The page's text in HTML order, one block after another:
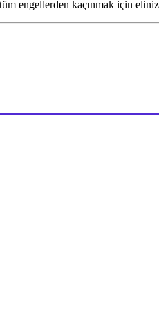
engellerden kaçınmak için